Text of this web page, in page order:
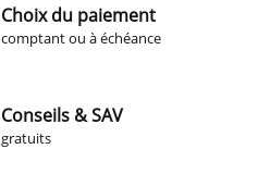
Choix du paiement
comptant ou à échéance
Conseils & SAV
gratuits